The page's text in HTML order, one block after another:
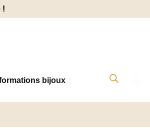
!
bijoux